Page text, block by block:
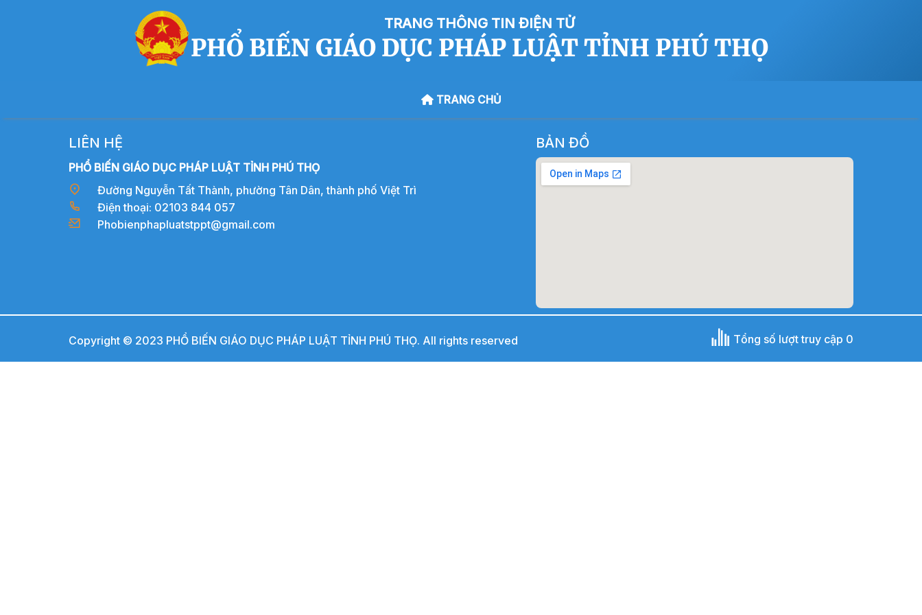
TRANG THÔNG TIN ĐIỆN TỬ
PHỔ BIẾN GIÁO DỤC PHÁP LUẬT TỈNH PHÚ THỌ
TRANG CHỦ
LIÊN HỆ
PHỔ BIẾN GIÁO DỤC PHÁP LUẬT TỈNH PHÚ THỌ
Đường Nguyễn Tất Thành, phường Tân Dân, thành phố Việt Trì
Điện thoại: 02103 844 057
Phobienphapluatstppt@gmail.com
BẢN ĐỒ
Copyright © 2023 PHỔ BIẾN GIÁO DỤC PHÁP LUẬT TỈNH PHÚ THỌ. All rights reserved Tổng số lượt truy cập 0